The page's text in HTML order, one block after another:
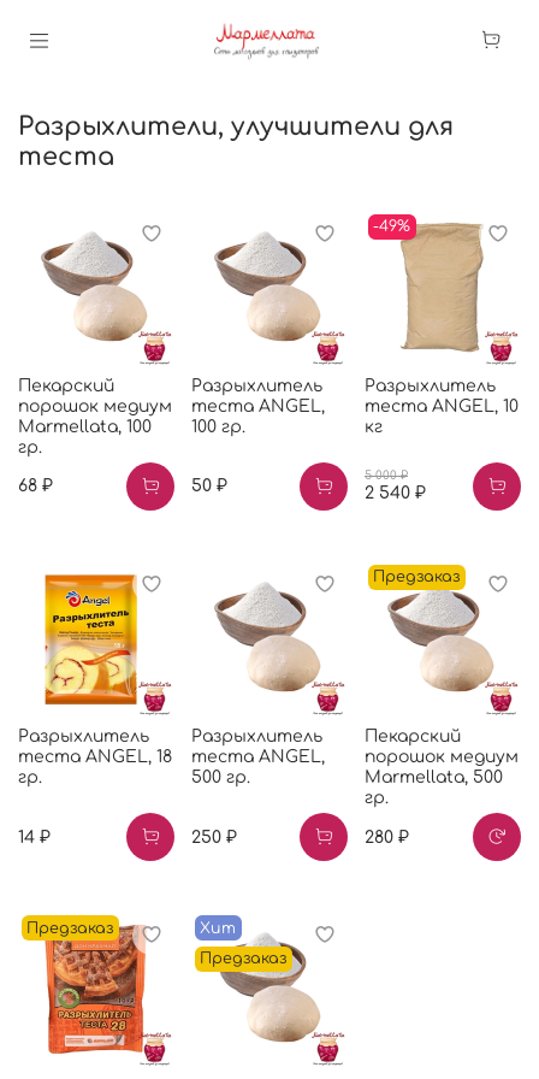
Разрыхлители, улучшители для
теста
Пекарский
порошок медиум
Marmellata, 100
гр.
68 ₽
Разрыхлитель
теста ANGEL,
100 гр.
50 ₽
-49%
Разрыхлитель
теста ANGEL, 10
кг
5 000 ₽
2 540 ₽
Разрыхлитель
теста ANGEL, 18
гр.
14 ₽
Разрыхлитель
теста ANGEL,
500 гр.
250 ₽
Предзаказ
Пекарский
порошок медиум
Marmellata, 500
гр.
280 ₽
Предзаказ
Хит
Предзаказ